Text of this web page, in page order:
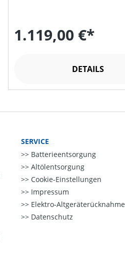
1.119,00 €*
DETAILS
SERVICE
Batterieentsorgung
Altölentsorgung
Cookie-Einstellungen
Impressum
Elektro-Altgeräterücknahme
Datenschutz